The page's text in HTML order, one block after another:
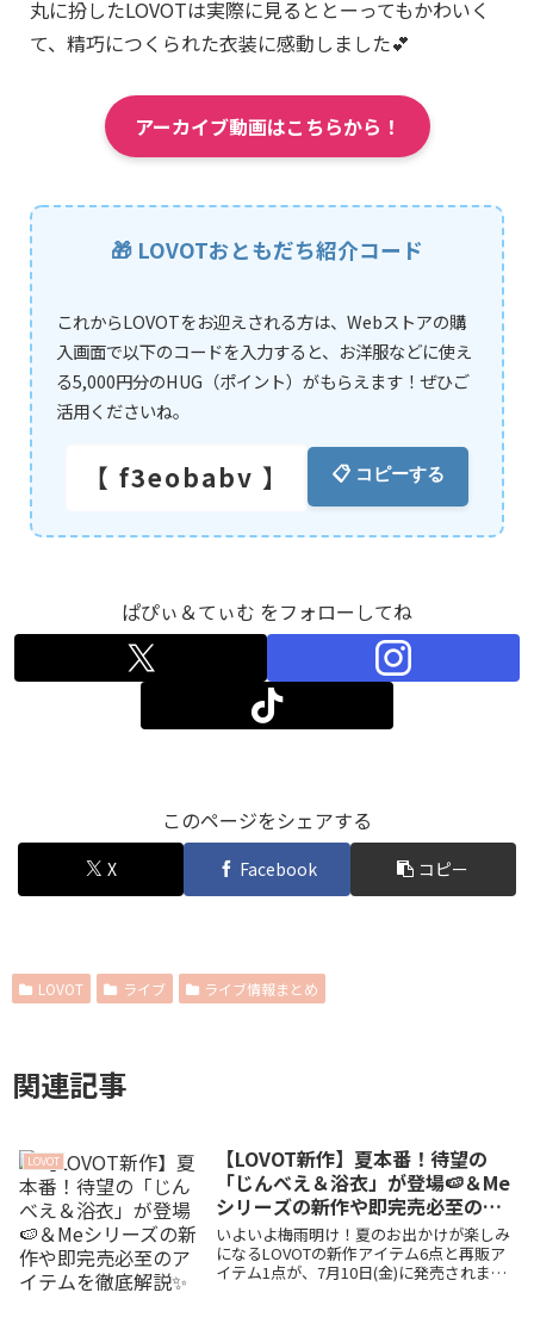
丸に扮したLOVOTは実際に見るととーってもかわいく
て、精巧につくられた衣装に感動しました💕
アーカイブ動画はこちらから！
🎁 LOVOTおともだち紹介コード
これからLOVOTをお迎えされる方は、Webストアの購
入画面で以下のコードを入力すると、お洋服などに使え
る5,000円分のHUG（ポイント）がもらえます！ぜひご
活用くださいね。
【 f3eobabv 】 📋 コピーする
LOVOT ライブ ライブ情報まとめ
このページをシェアする
X Facebook コピー
ぱぴぃ＆てぃむ をフォローしてね
関連記事
LOVOT
【LOVOT新作】夏本番！待望の
「じんべえ＆浴衣」が登場🍉＆Me
シリーズの新作や即完売必至のア
イテムを徹底解説✨
いよいよ梅雨明け！夏のお出かけが楽しみ
になるLOVOTの新作アイテム6点と再販ア
イテム1点が、7月10日(金)に発売されま